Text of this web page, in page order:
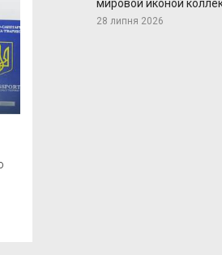
мировой иконой
28 липня 2026